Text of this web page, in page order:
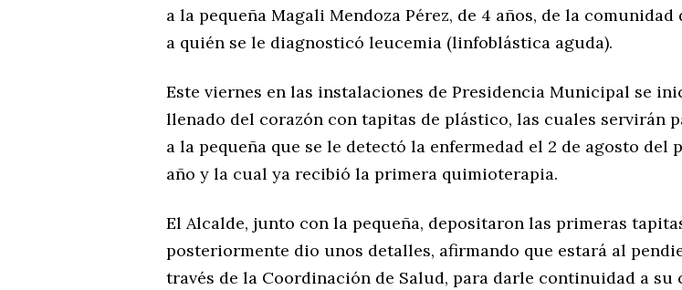
a la pequeña Magali Mendoza Pérez, de 4 años, de la comunidad
a quién se le diagnosticó leucemia (linfoblástica aguda).
Este viernes en las instalaciones de Presidencia Municipal se
llenado del corazón con tapitas de plástico, las cuales servirán
a la pequeña que se le detectó la enfermedad el 2 de agosto del
año y la cual ya recibió la primera quimioterapia.
El Alcalde, junto con la pequeña, depositaron las primeras
posteriormente dio unos detalles, afirmando que estará al
través de la Coordinación de Salud, para darle continuidad a su